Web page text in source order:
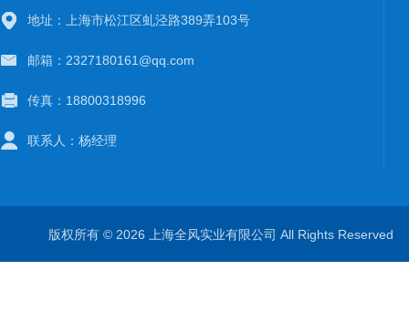
地址：上海市松江区虬泾路389弄103号
邮箱：2327180161@qq.com
传真：18800318996
联系人：杨经理
版权所有 © 2026 上海全风实业有限公司 All Rights